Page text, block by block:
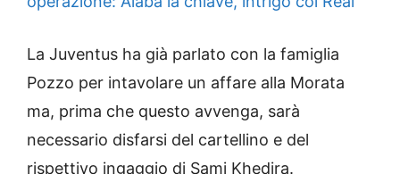
La Juventus ha già parlato con la famiglia
Pozzo per intavolare un affare alla Morata
ma, prima che questo avvenga, sarà
necessario disfarsi del cartellino e del
rispettivo ingaggio di Sami Khedira.